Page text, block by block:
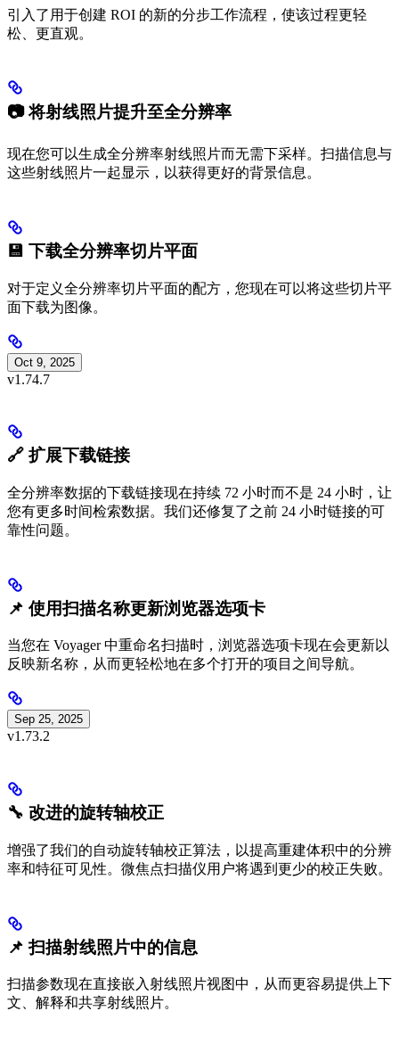
引入了用于创建 ROI 的新的分步工作流程，使该过程更轻
松、更直观。
📷 将射线照片提升至全分辨率
现在您可以生成全分辨率射线照片而无需下采样。扫描信息与
这些射线照片一起显示，以获得更好的背景信息。
💾 下载全分辨率切片平面
对于定义全分辨率切片平面的配方，您现在可以将这些切片平
面下载为图像。
Oct 9, 2025
v1.74.7
🔗 扩展下载链接
全分辨率数据的下载链接现在持续 72 小时而不是 24 小时，让
您有更多时间检索数据。我们还修复了之前 24 小时链接的可
靠性问题。
📌 使用扫描名称更新浏览器选项卡
当您在 Voyager 中重命名扫描时，浏览器选项卡现在会更新以
反映新名称，从而更轻松地在多个打开的项目之间导航。
Sep 25, 2025
v1.73.2
🔧 改进的旋转轴校正
增强了我们的自动旋转轴校正算法，以提高重建体积中的分辨
率和特征可见性。微焦点扫描仪用户将遇到更少的校正失败。
📌 扫描射线照片中的信息
扫描参数现在直接嵌入射线照片视图中，从而更容易提供上下
文、解释和共享射线照片。